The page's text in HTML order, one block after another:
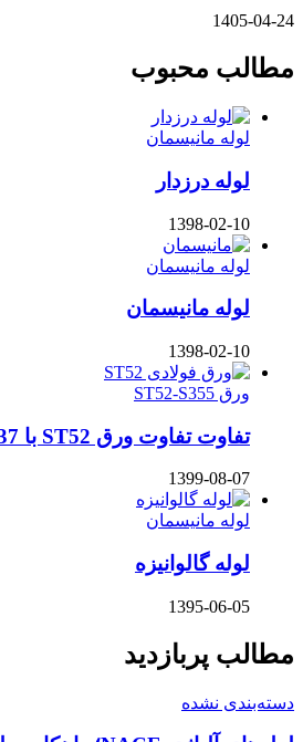
1405-04-24
مطالب محبوب
لوله مانیسمان
لوله درزدار
1398-02-10
لوله مانیسمان
لوله مانیسمان
1398-02-10
ورق ST52-S355
تفاوت تفاوت ورق ST52 با ST37
1399-08-07
لوله مانیسمان
لوله گالوانیزه
1395-06-05
مطالب پربازدید
دسته‌بندی نشده